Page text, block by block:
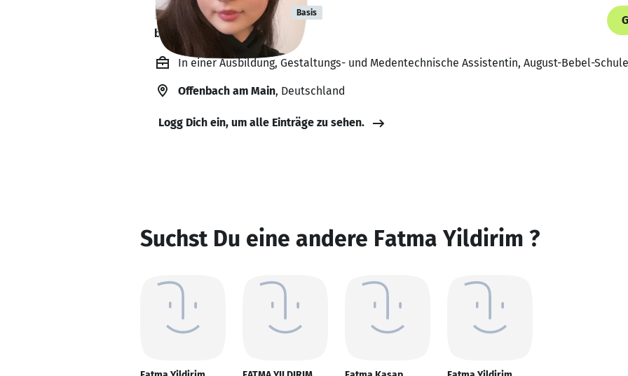
Fatma Yildirim Basis
bildet sich zurzeit weiter. 🎓
In einer Ausbildung, Gestaltungs- und Medentechnische Assistentin, August-Bebel-
Offenbach am Main, Deutschland
Logg Dich ein, um alle Einträge zu sehen.
Suchst Du eine andere Fatma Yildirim ?